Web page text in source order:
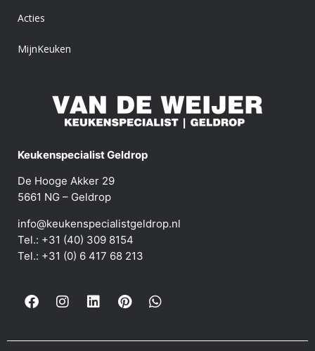
Acties
MijnKeuken
Keukenspecialist Geldrop
De Hooge Akker 29
5661 NG – Geldrop
info@keukenspecialistgeldrop.nl
Tel.: +31 (40) 309 8154
Tel.: +31 (0) 6 417 68 213